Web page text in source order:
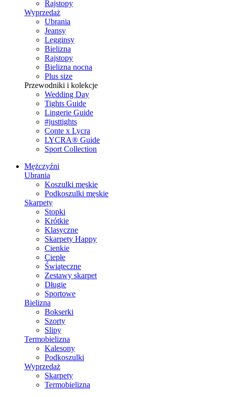
Rajstopy
Wyprzedaż
Ubrania
Jeansy
Legginsy
Bielizna
Rajstopy
Bielizna nocna
Plus size
Przewodniki i kolekcje
Wedding Day
Tights Guide
Lingerie Guide
#justtights
Conte x Lycra
LYCRA® Guide
Sport Сollection
Mężczyźni
Ubrania
Koszulki męskie
Podkoszulki męskie
Skarpety
Stopki
Krótkie
Klasyczne
Skarpety Happy
Cienkie
Ciepłe
Świąteczne
Zestawy skarpet
Długie
Sportowe
Bielizna
Bokserki
Szorty
Slipy
Termobielizna
Kalesony
Podkoszulki
Wyprzedaż
Skarpety
Termobielizna